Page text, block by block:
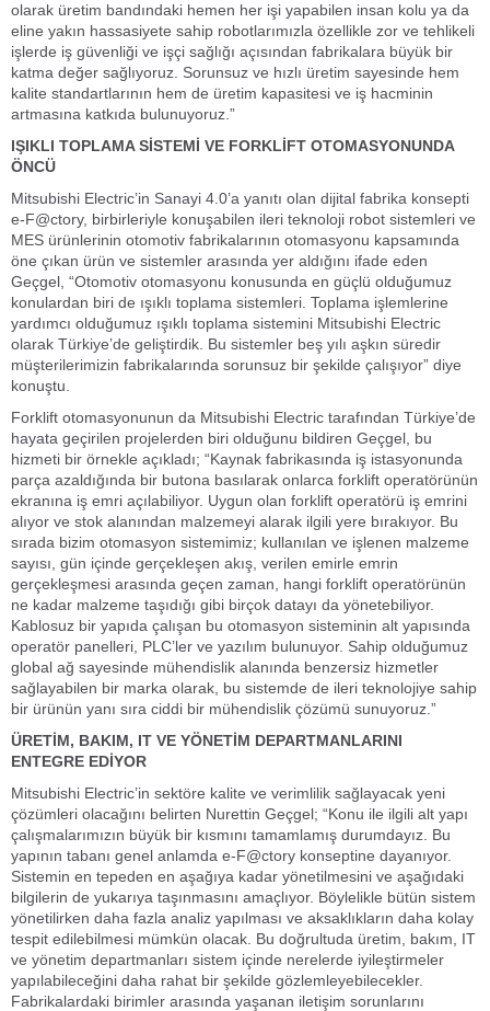
olarak üretim bandındaki hemen her işi yapabilen insan kolu ya da
eline yakın hassasiyete sahip robotlarımızla özellikle zor ve tehlikeli
işlerde iş güvenliği ve işçi sağlığı açısından fabrikalara büyük bir
katma değer sağlıyoruz. Sorunsuz ve hızlı üretim sayesinde hem
kalite standartlarının hem de üretim kapasitesi ve iş hacminin
artmasına katkıda bulunuyoruz.”
IŞIKLI TOPLAMA SİSTEMİ VE FORKLİFT OTOMASYONUNDA
ÖNCÜ
Mitsubishi Electric’in Sanayi 4.0’a yanıtı olan dijital fabrika konsepti
e-F@ctory, birbirleriyle konuşabilen ileri teknoloji robot sistemleri ve
MES ürünlerinin otomotiv fabrikalarının otomasyonu kapsamında
öne çıkan ürün ve sistemler arasında yer aldığını ifade eden
Geçgel, “Otomotiv otomasyonu konusunda en güçlü olduğumuz
konulardan biri de ışıklı toplama sistemleri. Toplama işlemlerine
yardımcı olduğumuz ışıklı toplama sistemini Mitsubishi Electric
olarak Türkiye’de geliştirdik. Bu sistemler beş yılı aşkın süredir
müşterilerimizin fabrikalarında sorunsuz bir şekilde çalışıyor” diye
konuştu.
Forklift otomasyonunun da Mitsubishi Electric tarafından Türkiye’de
hayata geçirilen projelerden biri olduğunu bildiren Geçgel, bu
hizmeti bir örnekle açıkladı; “Kaynak fabrikasında iş istasyonunda
parça azaldığında bir butona basılarak onlarca forklift operatörünün
ekranına iş emri açılabiliyor. Uygun olan forklift operatörü iş emrini
alıyor ve stok alanından malzemeyi alarak ilgili yere bırakıyor. Bu
sırada bizim otomasyon sistemimiz; kullanılan ve işlenen malzeme
sayısı, gün içinde gerçekleşen akış, verilen emirle emrin
gerçekleşmesi arasında geçen zaman, hangi forklift operatörünün
ne kadar malzeme taşıdığı gibi birçok datayı da yönetebiliyor.
Kablosuz bir yapıda çalışan bu otomasyon sisteminin alt yapısında
operatör panelleri, PLC’ler ve yazılım bulunuyor. Sahip olduğumuz
global ağ sayesinde mühendislik alanında benzersiz hizmetler
sağlayabilen bir marka olarak, bu sistemde de ileri teknolojiye sahip
bir ürünün yanı sıra ciddi bir mühendislik çözümü sunuyoruz.”
ÜRETİM, BAKIM, IT VE YÖNETİM DEPARTMANLARINI
ENTEGRE EDİYOR
Mitsubishi Electric’in sektöre kalite ve verimlilik sağlayacak yeni
çözümleri olacağını belirten Nurettin Geçgel; “Konu ile ilgili alt yapı
çalışmalarımızın büyük bir kısmını tamamlamış durumdayız. Bu
yapının tabanı genel anlamda e-F@ctory konseptine dayanıyor.
Sistemin en tepeden en aşağıya kadar yönetilmesini ve aşağıdaki
bilgilerin de yukarıya taşınmasını amaçlıyor. Böylelikle bütün sistem
yönetilirken daha fazla analiz yapılması ve aksaklıkların daha kolay
tespit edilebilmesi mümkün olacak. Bu doğrultuda üretim, bakım, IT
ve yönetim departmanları sistem içinde nerelerde iyileştirmeler
yapılabileceğini daha rahat bir şekilde gözlemleyebilecekler.
Fabrikalardaki birimler arasında yaşanan iletişim sorunlarını